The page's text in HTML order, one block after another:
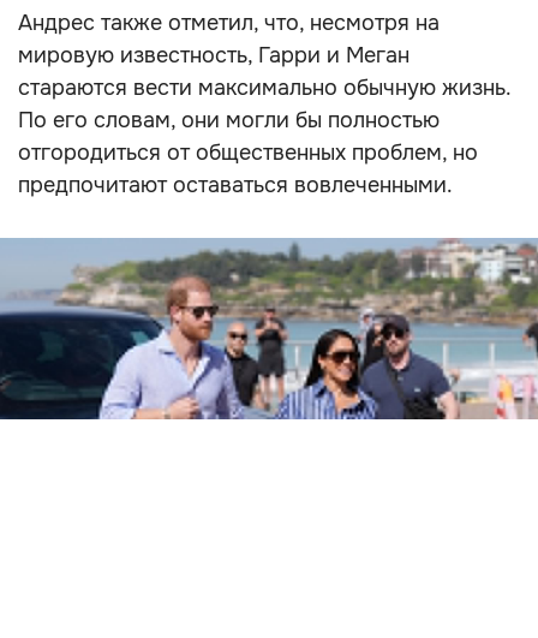
Андрес также отметил, что, несмотря на
мировую известность, Гарри и Меган
стараются вести максимально обычную жизнь.
По его словам, они могли бы полностью
отгородиться от общественных проблем, но
предпочитают оставаться вовлеченными.